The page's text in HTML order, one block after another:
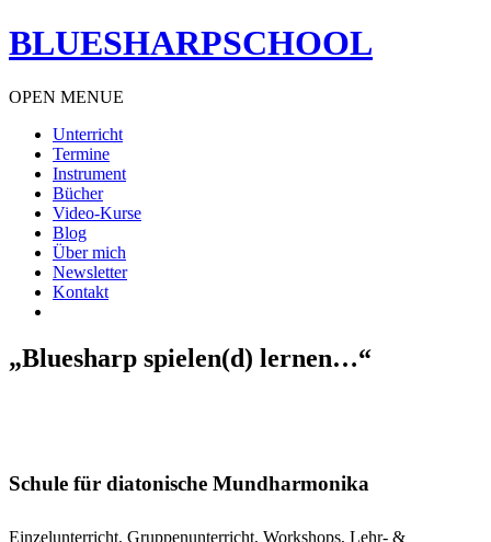
BLUESHARPSCHOOL
OPEN MENUE
Unterricht
Termine
Instrument
Bücher
Video-Kurse
Blog
Über mich
Newsletter
Kontakt
„Bluesharp spielen(d) lernen…“
Schule für diatonische Mundharmonika
Einzelunterricht, Gruppenunterricht, Workshops, Lehr- &